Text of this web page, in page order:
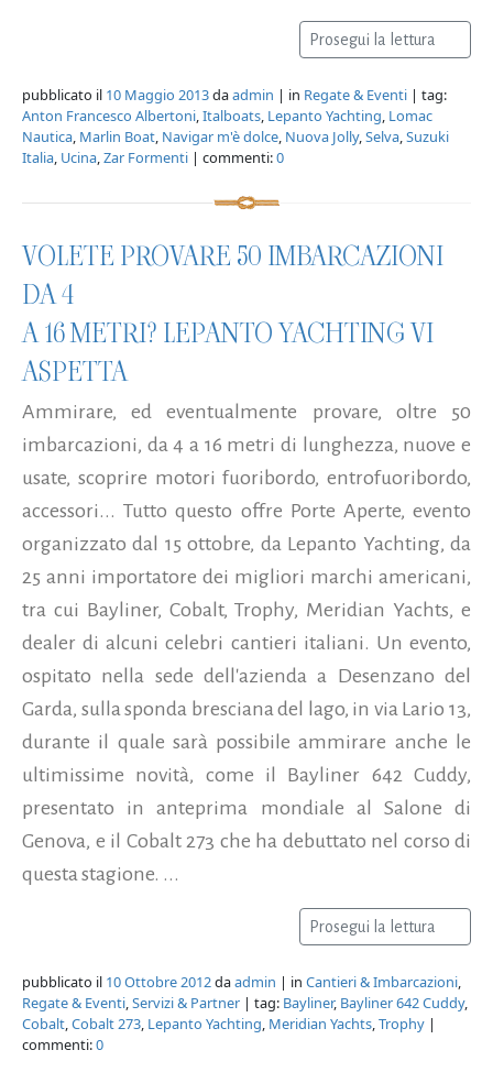
Prosegui la lettura
pubblicato il 10 Maggio 2013daadmin | in Regate & Eventi | tag:
Anton Francesco Albertoni,Italboats, Lepanto Yachting, Lomac
Nautica, Marlin Boat, Navigar m'è dolce, Nuova Jolly,Selva,Suzuki
Italia, Ucina,Zar Formenti | commenti:0
VOLETE PROVARE 50 IMBARCAZIONI
DA 4
A 16 METRI? LEPANTO YACHTING VI
ASPETTA
Ammirare, ed eventualmente provare, oltre 50
imbarcazioni, da 4 a 16 metri di lunghezza, nuove e
usate, scoprire motori fuoribordo, entrofuoribordo,
accessori... Tutto questo offre Porte Aperte, evento
organizzato dal 15 ottobre, da Lepanto Yachting, da
25 anni importatore dei migliori marchi americani,
tra cui Bayliner, Cobalt, Trophy, Meridian Yachts, e
dealer di alcuni celebri cantieri italiani. Un evento,
ospitato nella sede dell'azienda a Desenzano del
Garda, sulla sponda bresciana del lago, in via Lario 13,
durante il quale sarà possibile ammirare anche le
ultimissime novità, come il Bayliner 642 Cuddy,
presentato in anteprima mondiale al Salone di
Genova, e il Cobalt 273 che ha debuttato nel corso di
questa stagione. ...
Prosegui la lettura
pubblicato il 10 Ottobre 2012daadmin | in Cantieri & Imbarcazioni,
Regate & Eventi,Servizi & Partner | tag: Bayliner, Bayliner 642 Cuddy,
Cobalt,Cobalt 273, Lepanto Yachting, Meridian Yachts,Trophy |
commenti:0